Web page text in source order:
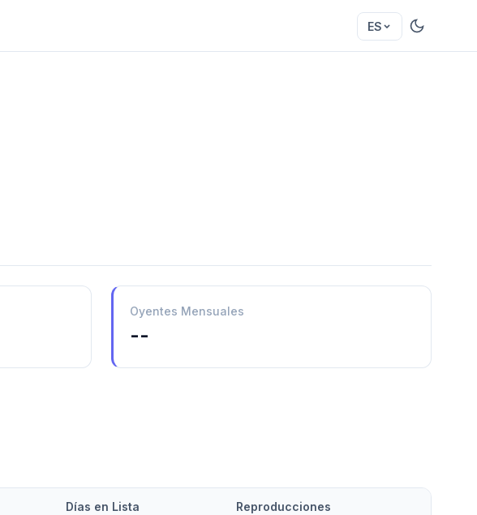
ES
Oyentes Mensuales
--
Días en Lista Reproducciones